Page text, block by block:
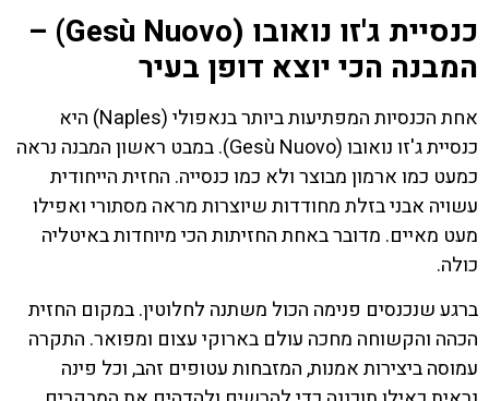
כנסיית ג'זו נואובו (Gesù Nuovo) –
המבנה הכי יוצא דופן בעיר
אחת הכנסיות המפתיעות ביותר בנאפולי (Naples) היא
כנסיית ג'זו נואובו (Gesù Nuovo). במבט ראשון המבנה נראה
כמעט כמו ארמון מבוצר ולא כמו כנסייה. החזית הייחודית
עשויה אבני בזלת מחודדות שיוצרות מראה מסתורי ואפילו
מעט מאיים. מדובר באחת החזיתות הכי מיוחדות באיטליה
כולה.
ברגע שנכנסים פנימה הכול משתנה לחלוטין. במקום החזית
הכהה והקשוחה מחכה עולם בארוקי עצום ומפואר. התקרה
עמוסה ביצירות אמנות, המזבחות עטופים זהב, וכל פינה